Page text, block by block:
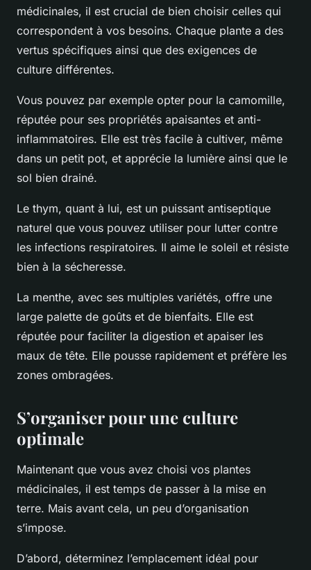
médicinales, il est crucial de bien choisir celles qui
correspondent à vos besoins. Chaque plante a des
vertus spécifiques ainsi que des exigences de
culture différentes.
Vous pouvez par exemple opter pour la camomille,
réputée pour ses propriétés apaisantes et anti-
inflammatoires. Elle est très facile à cultiver, même
dans un petit pot, et apprécie la lumière ainsi que le
sol bien drainé.
Le thym, quant à lui, est un puissant antiseptique
naturel que vous pouvez utiliser pour lutter contre
les infections respiratoires. Il aime le soleil et résiste
bien à la sécheresse.
La menthe, avec ses multiples variétés, offre une
large palette de goûts et de bienfaits. Elle est
réputée pour faciliter la digestion et apaiser les
maux de tête. Elle pousse rapidement et préfère les
zones ombragées.
S’organiser pour une culture
optimale
Maintenant que vous avez choisi vos plantes
médicinales, il est temps de passer à la mise en
terre. Mais avant cela, un peu d’organisation
s’impose.
D’abord, déterminez l’emplacement idéal pour